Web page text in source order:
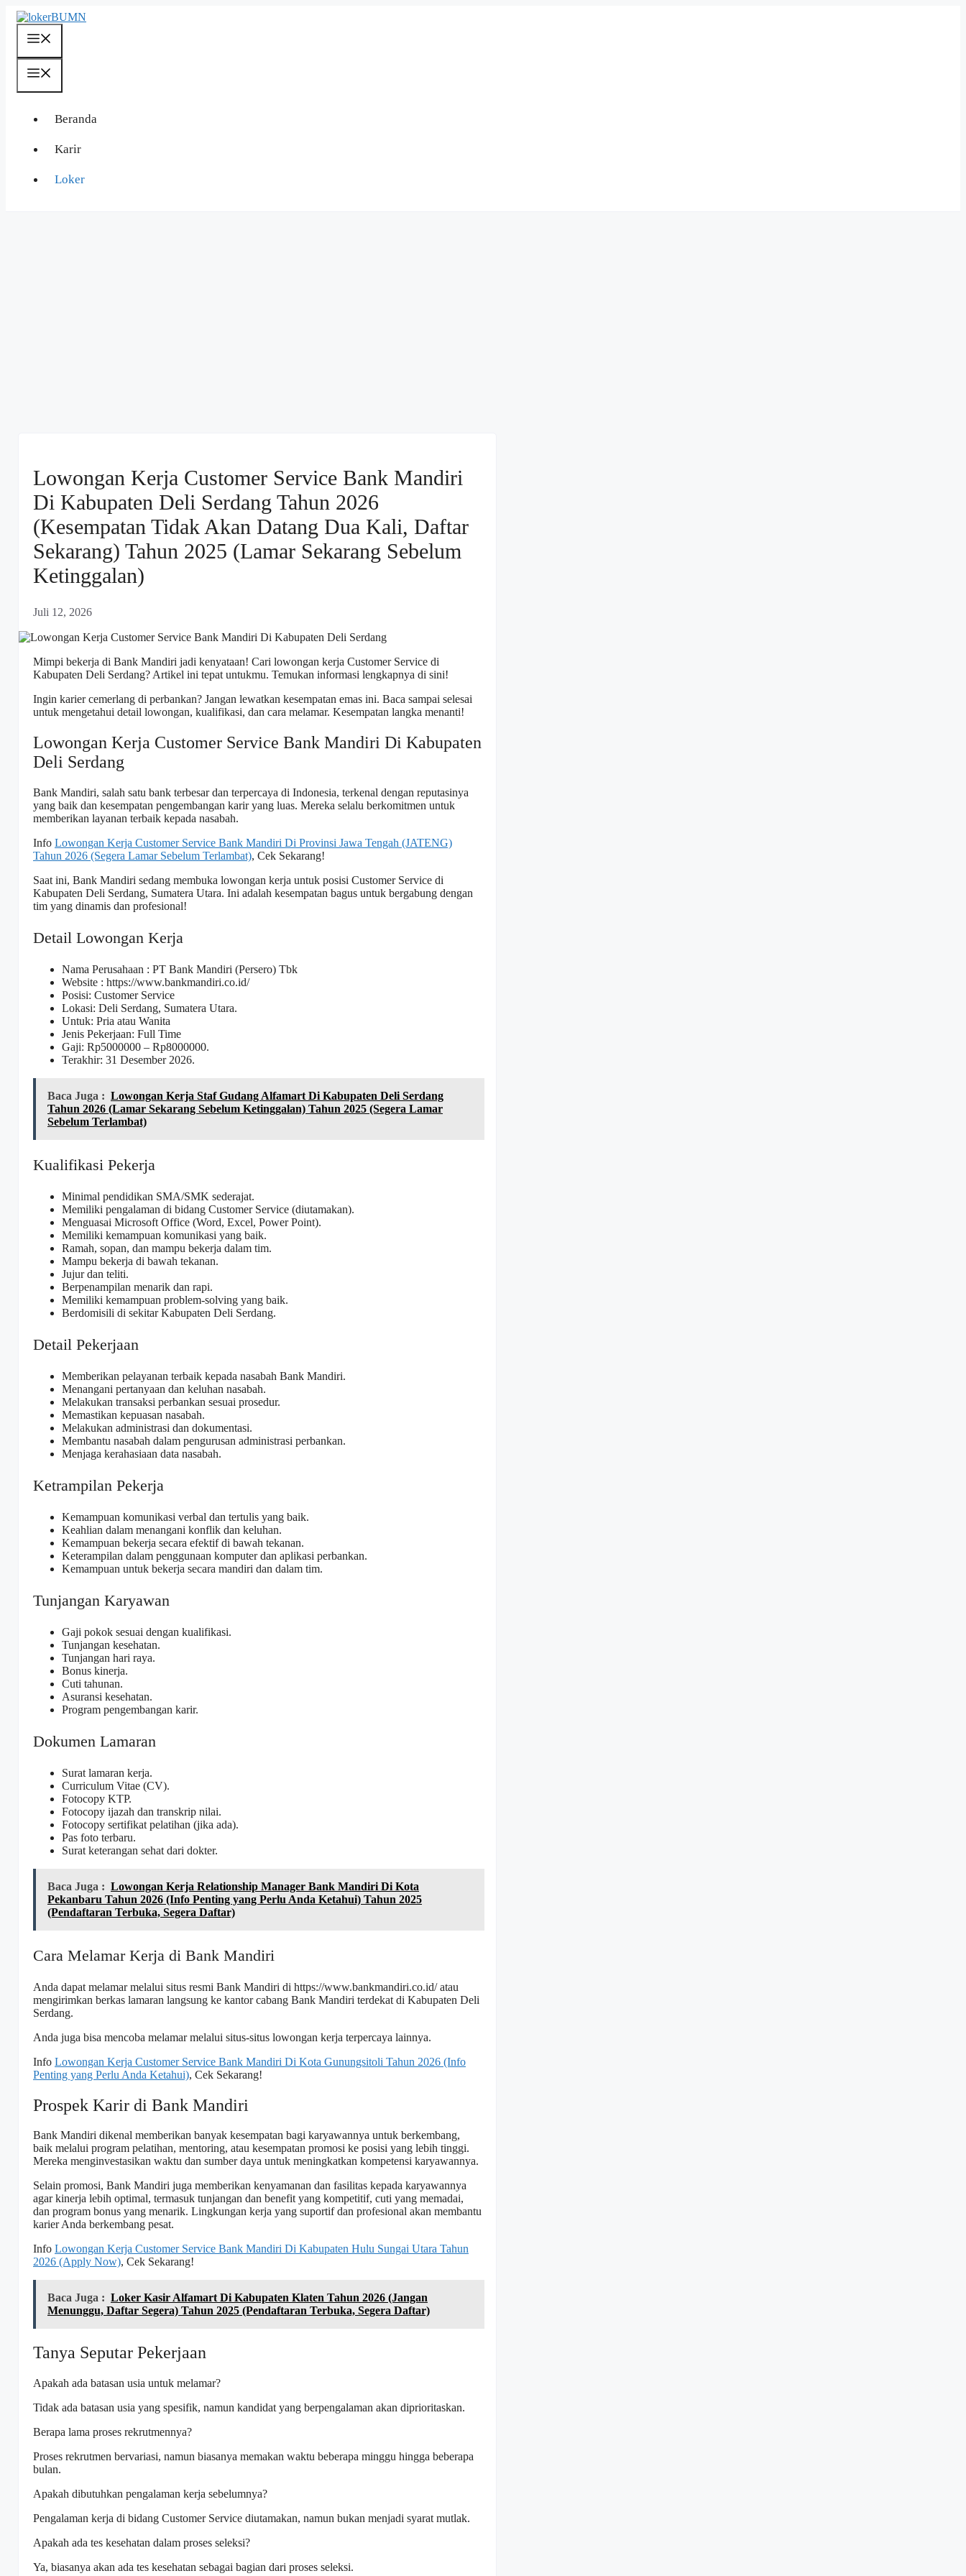
Langsung
Beranda
Karir
Loker
Lowongan Kerja Customer Service Bank Mandiri
Di Kabupaten Deli Serdang Tahun 2026
(Kesempatan Tidak Akan Datang Dua Kali, Daftar
Sekarang) Tahun 2025 (Lamar Sekarang Sebelum
Ketinggalan)
Juli 12, 2026
Mimpi bekerja di Bank Mandiri jadi kenyataan! Cari lowongan kerja Customer Service di
Kabupaten Deli Serdang? Artikel ini tepat untukmu. Temukan informasi lengkapnya di sini!
Ingin karier cemerlang di perbankan? Jangan lewatkan kesempatan emas ini. Baca sampai selesai
untuk mengetahui detail lowongan, kualifikasi, dan cara melamar. Kesempatan langka menanti!
Lowongan Kerja Customer Service Bank Mandiri Di Kabupaten
Deli Serdang
Bank Mandiri, salah satu bank terbesar dan terpercaya di Indonesia, terkenal dengan reputasinya
yang baik dan kesempatan pengembangan karir yang luas. Mereka selalu berkomitmen untuk
memberikan layanan terbaik kepada nasabah.
Info Lowongan Kerja Customer Service Bank Mandiri Di Provinsi Jawa Tengah (JATENG)
Tahun 2026 (Segera Lamar Sebelum Terlambat), Cek Sekarang!
Saat ini, Bank Mandiri sedang membuka lowongan kerja untuk posisi Customer Service di
Kabupaten Deli Serdang, Sumatera Utara. Ini adalah kesempatan bagus untuk bergabung dengan
tim yang dinamis dan profesional!
Detail Lowongan Kerja
Nama Perusahaan : PT Bank Mandiri (Persero) Tbk
Website : https://www.bankmandiri.co.id/
Posisi: Customer Service
Lokasi: Deli Serdang, Sumatera Utara.
Untuk: Pria atau Wanita
Jenis Pekerjaan: Full Time
Gaji: Rp5000000 – Rp8000000.
Terakhir: 31 Desember 2026.
Baca Juga : Lowongan Kerja Staf Gudang Alfamart Di Kabupaten Deli Serdang
Tahun 2026 (Lamar Sekarang Sebelum Ketinggalan) Tahun 2025 (Segera Lamar
Sebelum Terlambat)
Kualifikasi Pekerja
Minimal pendidikan SMA/SMK sederajat.
Memiliki pengalaman di bidang Customer Service (diutamakan).
Menguasai Microsoft Office (Word, Excel, Power Point).
Memiliki kemampuan komunikasi yang baik.
Ramah, sopan, dan mampu bekerja dalam tim.
Mampu bekerja di bawah tekanan.
Jujur dan teliti.
Berpenampilan menarik dan rapi.
Memiliki kemampuan problem-solving yang baik.
Berdomisili di sekitar Kabupaten Deli Serdang.
Detail Pekerjaan
Memberikan pelayanan terbaik kepada nasabah Bank Mandiri.
Menangani pertanyaan dan keluhan nasabah.
Melakukan transaksi perbankan sesuai prosedur.
Memastikan kepuasan nasabah.
Melakukan administrasi dan dokumentasi.
Membantu nasabah dalam pengurusan administrasi perbankan.
Menjaga kerahasiaan data nasabah.
Ketrampilan Pekerja
Kemampuan komunikasi verbal dan tertulis yang baik.
Keahlian dalam menangani konflik dan keluhan.
Kemampuan bekerja secara efektif di bawah tekanan.
Keterampilan dalam penggunaan komputer dan aplikasi perbankan.
Kemampuan untuk bekerja secara mandiri dan dalam tim.
Tunjangan Karyawan
Gaji pokok sesuai dengan kualifikasi.
Tunjangan kesehatan.
Tunjangan hari raya.
Bonus kinerja.
Cuti tahunan.
Asuransi kesehatan.
Program pengembangan karir.
Dokumen Lamaran
Surat lamaran kerja.
Curriculum Vitae (CV).
Fotocopy KTP.
Fotocopy ijazah dan transkrip nilai.
Fotocopy sertifikat pelatihan (jika ada).
Pas foto terbaru.
Surat keterangan sehat dari dokter.
Baca Juga : Lowongan Kerja Relationship Manager Bank Mandiri Di Kota
Pekanbaru Tahun 2026 (Info Penting yang Perlu Anda Ketahui) Tahun 2025
(Pendaftaran Terbuka, Segera Daftar)
Cara Melamar Kerja di Bank Mandiri
Anda dapat melamar melalui situs resmi Bank Mandiri di https://www.bankmandiri.co.id/atau
mengirimkan berkas lamaran langsung ke kantor cabang Bank Mandiri terdekat di Kabupaten Deli
Serdang.
Anda juga bisa mencoba melamar melalui situs-situs lowongan kerja terpercaya lainnya.
Info Lowongan Kerja Customer Service Bank Mandiri Di Kota Gunungsitoli Tahun 2026 (Info
Penting yang Perlu Anda Ketahui), Cek Sekarang!
Prospek Karir di Bank Mandiri
Bank Mandiri dikenal memberikan banyak kesempatan bagi karyawannya untuk berkembang,
baik melalui program pelatihan, mentoring, atau kesempatan promosi ke posisi yang lebih tinggi.
Mereka menginvestasikan waktu dan sumber daya untuk meningkatkan kompetensi karyawannya.
Selain promosi, Bank Mandiri juga memberikan kenyamanan dan fasilitas kepada karyawannya
agar kinerja lebih optimal, termasuk tunjangan dan benefit yang kompetitif, cuti yang memadai,
dan program bonus yang menarik. Lingkungan kerja yang suportif dan profesional akan membantu
karier Anda berkembang pesat.
Info Lowongan Kerja Customer Service Bank Mandiri Di Kabupaten Hulu Sungai Utara Tahun
2026 (Apply Now), Cek Sekarang!
Baca Juga : Loker Kasir Alfamart Di Kabupaten Klaten Tahun 2026 (Jangan
Menunggu, Daftar Segera) Tahun 2025 (Pendaftaran Terbuka, Segera Daftar)
Tanya Seputar Pekerjaan
Apakah ada batasan usia untuk melamar?
Tidak ada batasan usia yang spesifik, namun kandidat yang berpengalaman akan diprioritaskan.
Berapa lama proses rekrutmennya?
Proses rekrutmen bervariasi, namun biasanya memakan waktu beberapa minggu hingga beberapa
bulan.
Apakah dibutuhkan pengalaman kerja sebelumnya?
Pengalaman kerja di bidang Customer Service diutamakan, namun bukan menjadi syarat mutlak.
Apakah ada tes kesehatan dalam proses seleksi?
Ya, biasanya akan ada tes kesehatan sebagai bagian dari proses seleksi.